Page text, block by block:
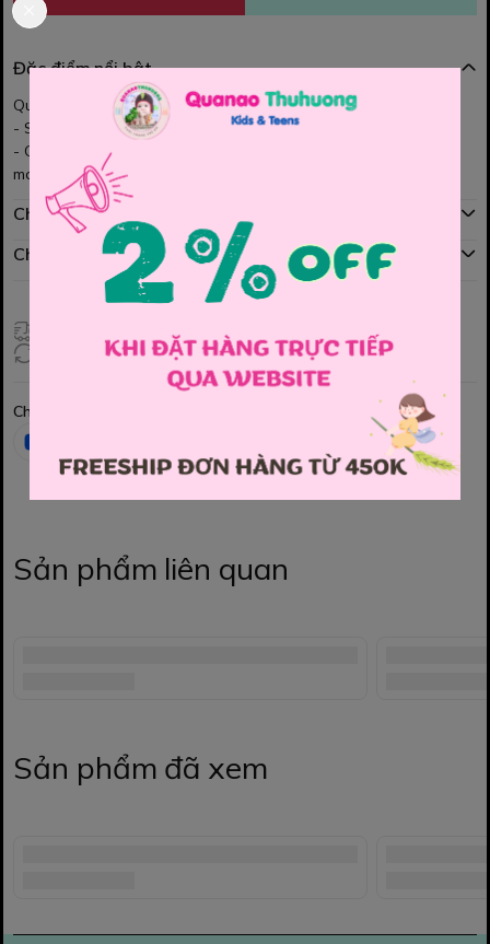
Đặc điểm nổi bật
Quần short POLO
- Short Polo RLauren trai
- Chất vải Oxford, thêu logo - Quần đứng form - Mặc cực thoải
mái nhé ạ
Chính sách mua hàng
Chính sách đổi hàng
Giao hàng toàn quốc
Đổi hàng 3 ngày (HCM), 7 ngày (Tỉnh)
Chia sẻ
Sản phẩm liên quan
Sản phẩm đã xem